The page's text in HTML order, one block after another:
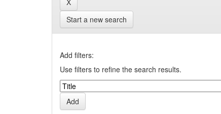
Start a new search
Add filters:
Use filters to refine the search results.